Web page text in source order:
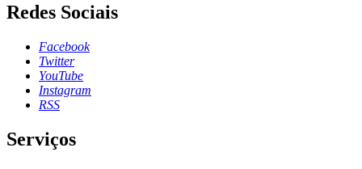
Redes Sociais
Facebook
Twitter
YouTube
Instagram
RSS
Serviços